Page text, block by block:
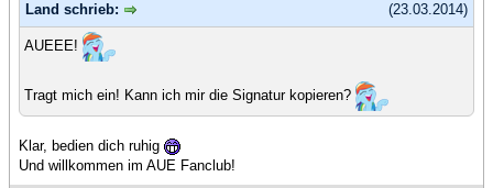
(23.03.2014)
Land schrieb:
AUEEE!
Tragt mich ein! Kann ich mir die Signatur kopieren?
Klar, bedien dich ruhig
Und willkommen im AUE Fanclub!